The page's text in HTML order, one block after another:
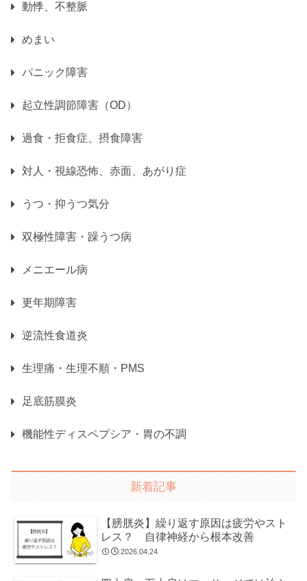
動悸、不整脈
めまい
パニック障害
起立性調節障害（OD）
過食・拒食症、摂食障害
対人・視線恐怖、赤面、あがり症
うつ・抑うつ気分
双極性障害・躁うつ病
メニエール病
更年期障害
逆流性食道炎
生理痛・生理不順・PMS
足底筋膜炎
機能性ディスペプシア・胃の不調
新着記事
【膀胱炎】繰り返す原因は疲労やスト
レス？ 自律神経から根本改善
2026.04.24